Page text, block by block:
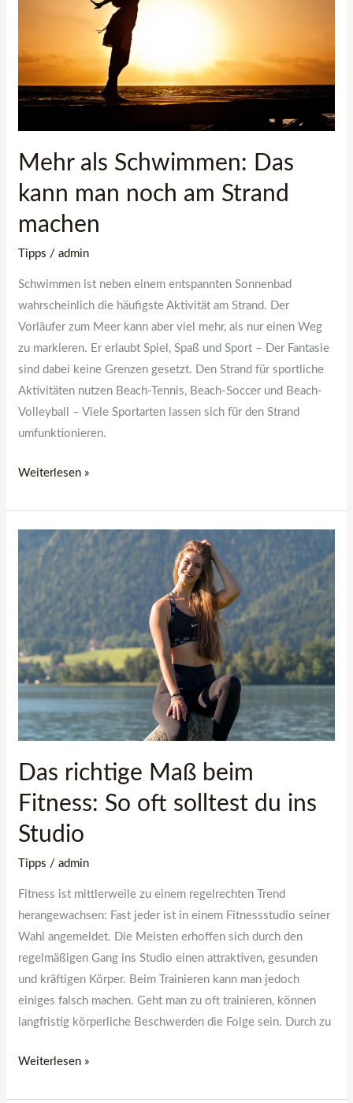
Mehr als Schwimmen: Das
kann man noch am Strand
machen
Tipps /admin
Schwimmen ist neben einem entspannten Sonnenbad
wahrscheinlich die häufigste Aktivität am Strand. Der
Vorläufer zum Meer kann aber viel mehr, als nur einen Weg
zu markieren. Er erlaubt Spiel, Spaß und Sport – Der Fantasie
sind dabei keine Grenzen gesetzt. Den Strand für sportliche
Aktivitäten nutzen Beach-Tennis, Beach-Soccer und Beach-
Volleyball – Viele Sportarten lassen sich für den Strand
umfunktionieren.
man
am
Weiterlesen »
Das richtige Maß beim
Fitness: So oft solltest du ins
Studio
Tipps /admin
Fitness ist mittlerweile zu einem regelrechten Trend
herangewachsen: Fast jeder ist in einem Fitnessstudio seiner
Wahl angemeldet. Die Meisten erhoffen sich durch den
regelmäßigen Gang ins Studio einen attraktiven, gesunden
und kräftigen Körper. Beim Trainieren kann man jedoch
einiges falsch machen. Geht man zu oft trainieren, können
langfristig körperliche Beschwerden die Folge sein. Durch zu
richtige
Maß
beim
Fitness:
So
oft
solltest
du
ins
Weiterlesen »